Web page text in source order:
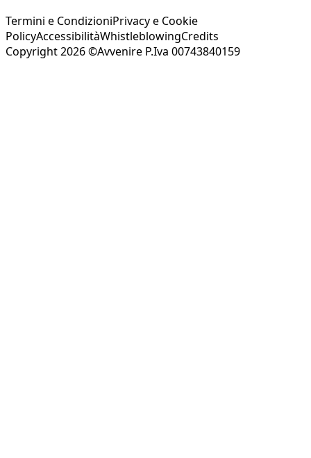
Termini e CondizioniPrivacy e Cookie
PolicyAccessibilitàWhistleblowingCredits
Copyright 2026 ©Avvenire P.Iva 00743840159